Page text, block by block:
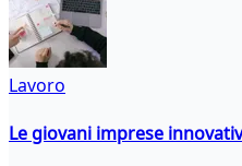
Lavoro
Le giovani imprese